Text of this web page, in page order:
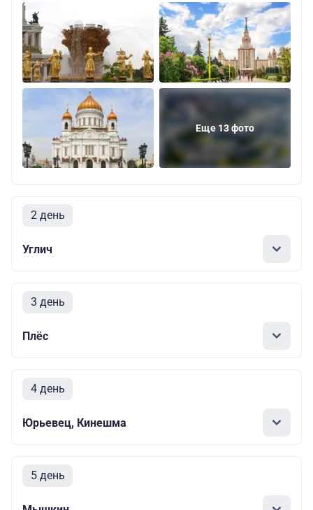
Еще 13 фото
2 день
Углич
3 день
Плёс
4 день
Юрьевец, Кинешма
5 день